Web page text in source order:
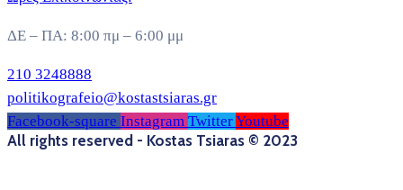
ΔΕ – ΠΑ: 8:00 πμ – 6:00 μμ
210 3248888
politikografeio@kostastsiaras.gr
Facebook-square Instagram TwitterYoutube
All rights reserved - Kostas Tsiaras © 2023